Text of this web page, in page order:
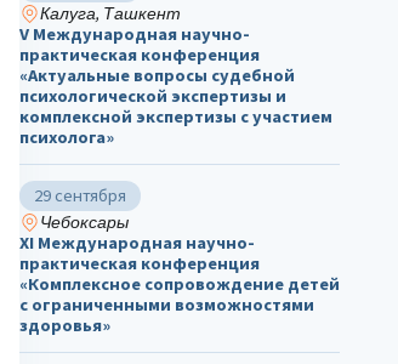
Калуга, Ташкент
V Международная научно-
практическая конференция
«Актуальные вопросы судебной
психологической экспертизы и
комплексной экспертизы с участием
психолога»
29 сентября
Чебоксары
ХΙ Международная научно-
практическая конференция
«Комплексное сопровождение детей
с ограниченными возможностями
здоровья»